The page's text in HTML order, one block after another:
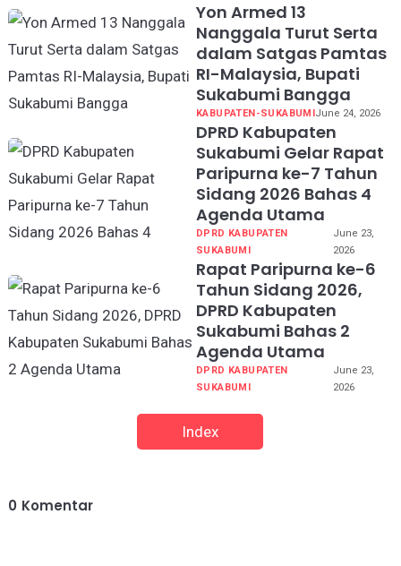
Yon Armed 13
Nanggala Turut Serta
dalam Satgas Pamtas
RI-Malaysia, Bupati
Sukabumi Bangga
KABUPATEN-SUKABUMI June 24, 2026
DPRD Kabupaten
Sukabumi Gelar Rapat
Paripurna ke-7 Tahun
Sidang 2026 Bahas 4
Agenda Utama
DPRD KABUPATEN
SUKABUMI
June 23,
2026
Rapat Paripurna ke-6
Tahun Sidang 2026,
DPRD Kabupaten
Sukabumi Bahas 2
Agenda Utama
DPRD KABUPATEN
SUKABUMI
June 23,
2026
Index
0 Komentar